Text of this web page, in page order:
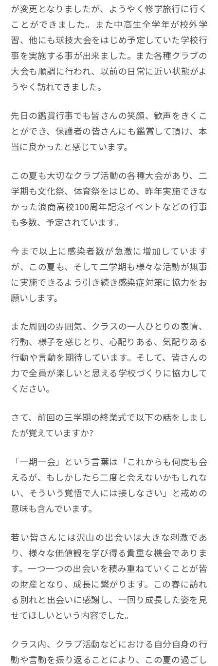
が変更となりましたが、ようやく修学旅行に行く
ことができました。また中高生全学年が校外学
習、他にも球技大会をはじめ予定していた学校行
事を実施する事が出来ました。また各種クラブの
大会も順調に行われ、以前の日常に近い状態がよ
うやく訪れてきました。
先日の鑑賞行事でも皆さんの笑顔、歓声をきくこ
とができ、保護者の皆さんにも鑑賞して頂け、本
当に良かったと感じています。
この夏も大切なクラブ活動の各種大会があり、二
学期も文化祭、体育祭をはじめ、昨年実施できな
かった浪商高校100周年記念イベントなどの行事
も多数、予定されています。
今まで以上に感染者数が急激に増加しています
が、この夏も、そして二学期も様々な活動が無事
に実施できるよう引き続き感染症対策に協力をお
願いします。
また周囲の雰囲気、クラスの一人ひとりの表情、
行動、様子を感じとり、心配りある、気配りある
行動や言動を期待しています。そして、皆さんの
力で全員が楽しいと思える学校づくりに協力して
ください。
さて、前回の三学期の終業式で以下の話をしまし
たが覚えていますか?
「一期一会」という言葉は「これからも何度も会
えるが、もしかしたら二度と会えないかもしれな
い、そういう覚悟で人には接しなさい」と戒めの
意味も含んでいます。
若い皆さんには沢山の出会いは大きな刺激であ
り、様々な価値観を学び得る貴重な機会でありま
す。一つ一つの出会いを積み重ねていくことが皆
の財産となり、成長に繋がります。この春に訪れ
る別れと出会いに感謝し、一回り成長した姿を見
せてほしいという内容でした。
クラス内、クラブ活動などにおける自分自身の行
動や言動を振り返ることにより、この夏の過ごし